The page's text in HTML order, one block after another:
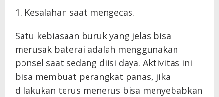
1. Kesalahan saat mengecas.
Satu kebiasaan buruk yang jelas bisa
merusak baterai adalah menggunakan
ponsel saat sedang diisi daya. Aktivitas ini
bisa membuat perangkat panas, jika
dilakukan terus menerus bisa menyebabkan